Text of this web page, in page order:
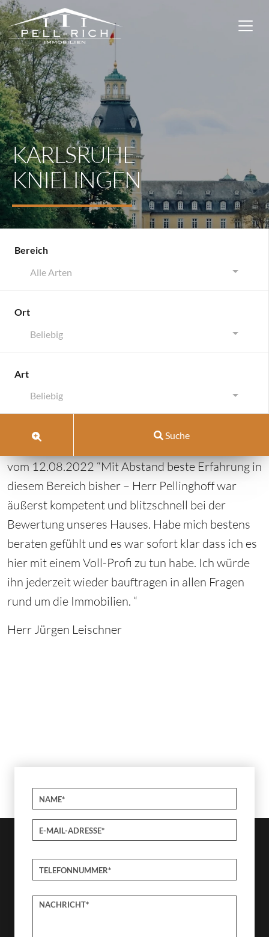
KARLSRUHE-
KNIELINGEN
Bereich
Alle Arten
Ort
Beliebig
Art
Beliebig
Suche
Karlsruhe-Knielingen
Karlsruhe-Knielingen
Immobilien
Kommentar schreiben
vom 12.08.2022 “Mit Abstand beste Erfahrung in
diesem Bereich bisher – Herr Pellinghoff war
äußerst kompetent und blitzschnell bei der
Bewertung unseres Hauses. Habe mich bestens
beraten gefühlt und es war sofort klar dass ich es
hier mit einem Voll-Profi zu tun habe. Ich würde
ihn jederzeit wieder bauftragen in allen Fragen
rund um die Immobilien. “
Herr Jürgen Leischner